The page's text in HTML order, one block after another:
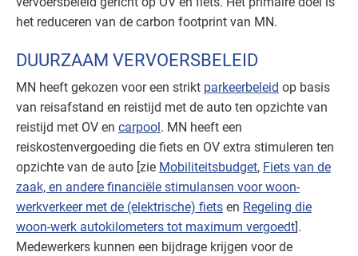
het reduceren van de carbon footprint van MN.
DUURZAAM VERVOERSBELEID
MN heeft gekozen voor een strikt parkeerbeleid op basis
van reisafstand en reistijd met de auto ten opzichte van
reistijd met OV en carpool. MN heeft een
reiskostenvergoeding die fiets en OV extra stimuleren ten
opzichte van de auto [zie Mobiliteitsbudget, Fiets van de
zaak, en andere financiële stimulansen voor woon-
werkverkeer met de (elektrische) fiets en Regeling die
woon-werk autokilometers tot maximum vergoedt].
Medewerkers kunnen een bijdrage krijgen voor de